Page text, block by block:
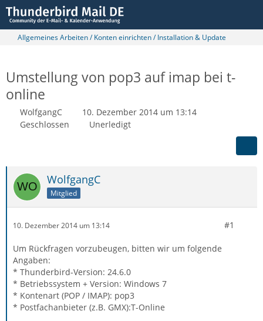
Allgemeines Arbeiten / Konten einrichten / Installation & Update
Umstellung von pop3 auf imap bei t-
online
WolfgangC
10. Dezember 2014 um 13:14
Geschlossen
Unerledigt
WolfgangC
Mitglied
10. Dezember 2014 um 13:14 #1
Um Rückfragen vorzubeugen, bitten wir um folgende
Angaben:
* Thunderbird-Version: 24.6.0
* Betriebssystem + Version: Windows 7
* Kontenart (POP / IMAP): pop3
* Postfachanbieter (z.B. GMX):T-Online